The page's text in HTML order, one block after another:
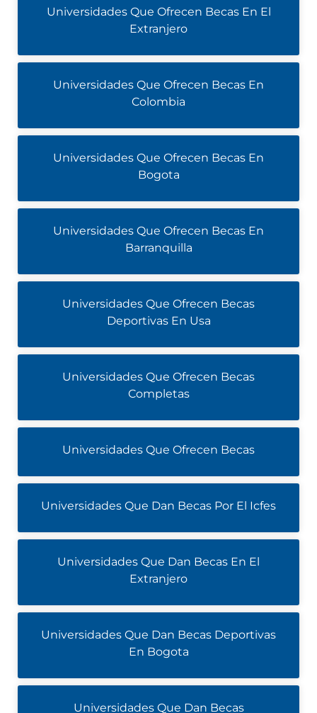
Universidades Que Ofrecen Becas En El
Extranjero
Universidades Que Ofrecen Becas En
Colombia
Universidades Que Ofrecen Becas En
Bogota
Universidades Que Ofrecen Becas En
Barranquilla
Universidades Que Ofrecen Becas
Deportivas En Usa
Universidades Que Ofrecen Becas
Completas
Universidades Que Ofrecen Becas
Universidades Que Dan Becas Por El Icfes
Universidades Que Dan Becas En El
Extranjero
Universidades Que Dan Becas Deportivas
En Bogota
Universidades Que Dan Becas